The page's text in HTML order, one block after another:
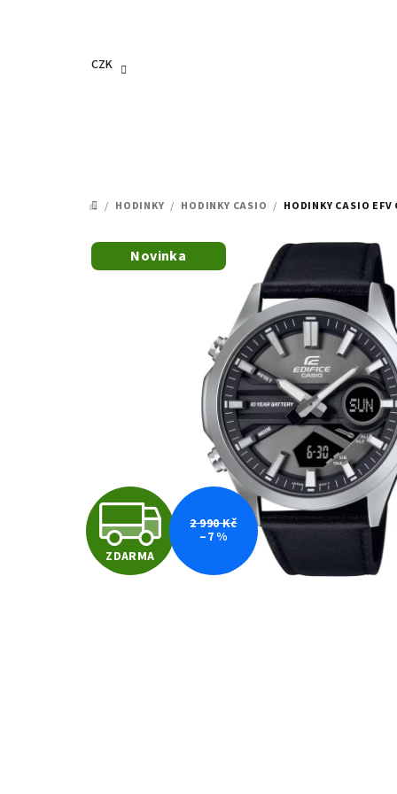
CZK
DOMŮ
/ HODINKY / HODINKY CASIO / HODINKY CASIO EFV
Novinka
Z
D
ZDARMA
2 990 Kč
–7 %